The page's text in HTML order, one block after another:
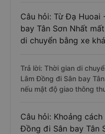
Câu hỏi: Từ Đạ Huoai
bay Tân Sơn Nhất
di chuyển bằng xe
Trả lời: Thời gian di
Lâm Đồng đi Sân bay
nếu mật độ giao thông
Câu hỏi: Khoảng
Đồng đi Sân bay Tân